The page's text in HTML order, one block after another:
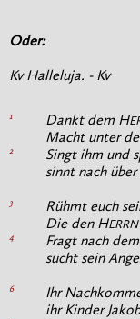
Oder:
Kv Halleluja. - Kv
1 Dankt dem H
Macht unter
2
Singt ihm und
sinnt nach
3
Rühmt euch
Die den HERRN
4 Fragt nach
sucht sein
6
Ihr
ihr Kinder